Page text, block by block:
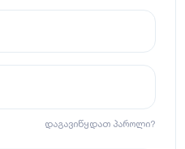
დაგავიწყდათ პაროლი?